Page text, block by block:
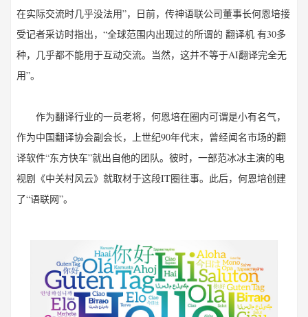
在实际交流时几乎没法用”，日前，传神语联公司董事长何恩培接
受记者采访时指出，“全球范围内出现过的所谓的 翻译机 有30多
种，几乎都不能用于互动交流。当然，这并不等于AI翻译完全无
用”。
作为翻译行业的一员老将，何恩培在圈内可谓是小有名气，
作为中国翻译协会副会长，上世纪90年代末，曾经闻名市场的翻
译软件“东方快车”就出自他的团队。彼时，一部范冰冰主演的电
视剧《中关村风云》就取材于这段IT圈往事。此后，何恩培创建
了“语联网”。